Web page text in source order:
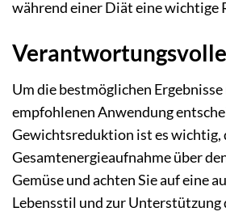
während einer Diät eine wichtige
Um die bestmöglichen
empfohlenen Anwendung
Gewichtsreduktion ist es wichtig,
Gesamtenergieaufnahme über
Gemüse und achten Sie auf eine
Lebensstil und zur Unterstützung